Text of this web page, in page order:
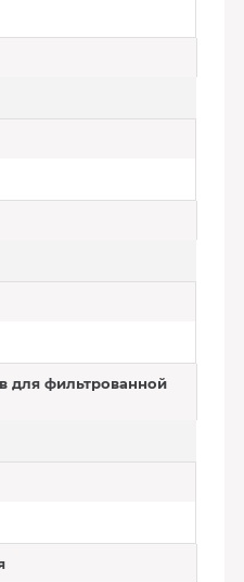
для фильтрованной